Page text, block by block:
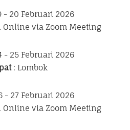
- 20 Februari 2026
via Zoom Meeting
- 25 Februari 2026
: Lombok
- 27 Februari 2026
via Zoom Meeting